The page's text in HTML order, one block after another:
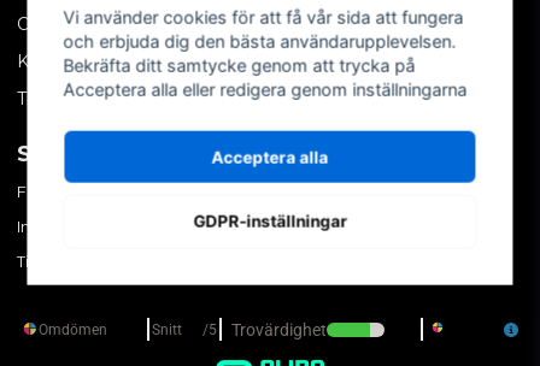
Om oss
Köpvillkor
Tips & trix
SOCIALA MEDIER
Facebook
Instagram
TikTok
MITT KONTO
Skapa konto
Vi använder cookies för att få vår sida att fungera
och erbjuda dig den bästa användarupplevelsen.
Bekräfta ditt samtycke genom att trycka på
Acceptera alla eller redigera genom inställningarna
Acceptera alla
GDPR-inställningar